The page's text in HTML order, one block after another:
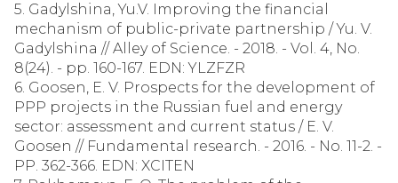
5. Gadylshina, Yu.V. Improving the financial
mechanism of public-private partnership / Yu. V.
Gadylshina // Alley of Science. - 2018. - Vol. 4, No.
8(24). - pp. 160-167. EDN: YLZFZR
6. Goosen, E. V. Prospects for the development of
PPP projects in the Russian fuel and energy
sector: assessment and current status / E. V.
Goosen // Fundamental research. - 2016. - No. 11-2. -
PP. 362-366. EDN: XCITEN